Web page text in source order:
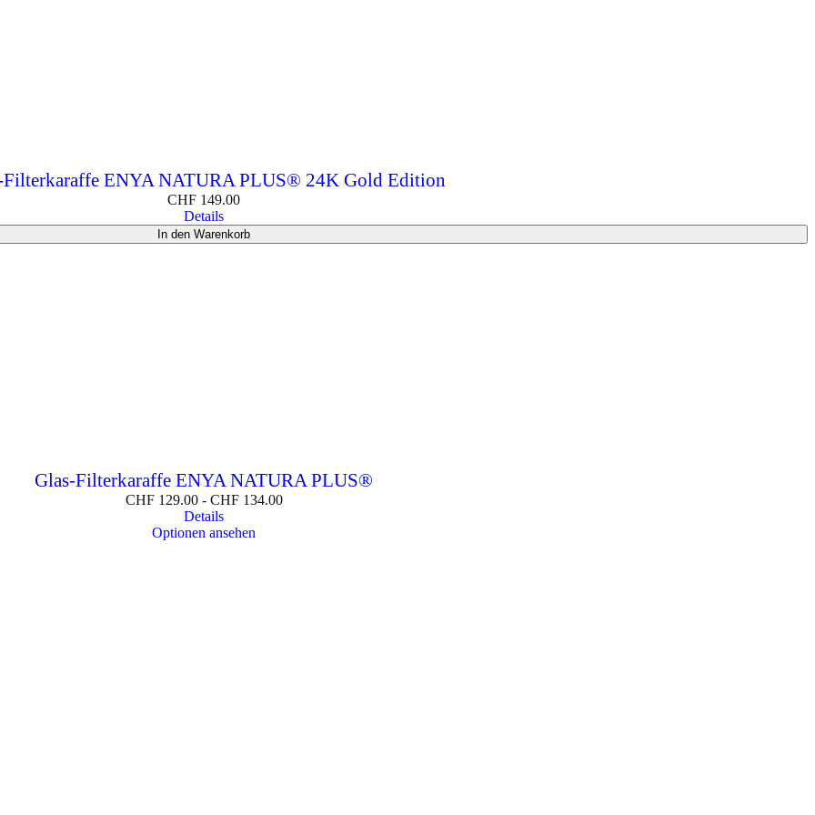
Filterkaraffe ENYA NATURA PLUS® 24K Gold Edition
CHF 149.00
Details
In den Warenkorb
Glas-Filterkaraffe ENYA NATURA PLUS®
CHF129.00 - CHF134.00
Details
Optionen ansehen